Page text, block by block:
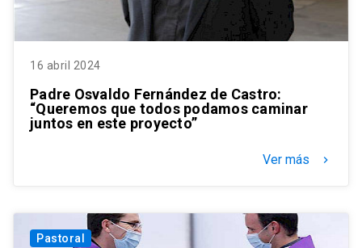
16 abril 2024
Padre Osvaldo Fernández de Castro:
“Queremos que todos podamos caminar
juntos en este proyecto”
Ver más keyboard_arrow_right
Pastoral